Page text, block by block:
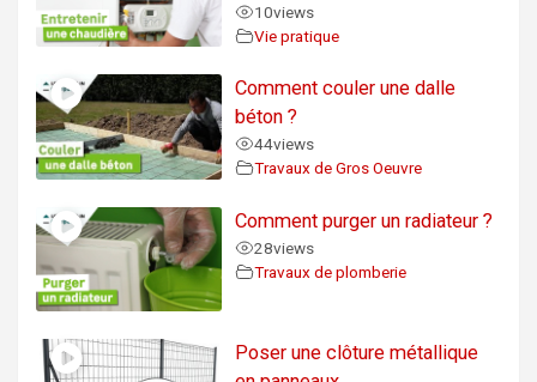
10views
Vie pratique
Comment couler une dalle
béton ?
44views
Travaux de Gros Oeuvre
Comment purger un radiateur ?
28views
Travaux de plomberie
Poser une clôture métallique